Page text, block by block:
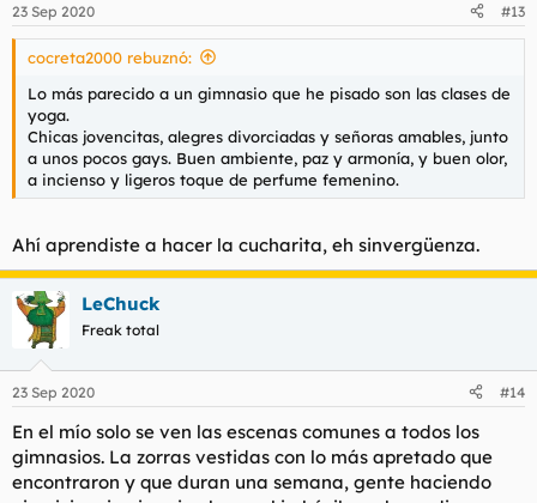
e
s
23 Sep 2020 #13
cocreta2000 rebuznó:
Lo más parecido a un gimnasio que he pisado son las clases de
yoga.
Chicas jovencitas, alegres divorciadas y señoras amables, junto
a unos pocos gays. Buen ambiente, paz y armonía, y buen olor,
a incienso y ligeros toque de perfume femenino.
Ahí aprendiste a hacer la cucharita, eh sinvergüenza.
LeChuck
Freak total
23 Sep 2020 #14
En el mío solo se ven las escenas comunes a todos los
gimnasios. La zorras vestidas con lo más apretado que
encontraron y que duran una semana, gente haciendo